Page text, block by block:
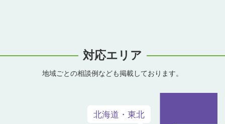
対応エリア
地域ごとの相談例なども掲載しております。